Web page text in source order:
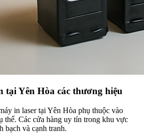
tại Yên Hòa các thương hiệu
in laser tại Yên Hòa phụ thuộc vào
thể. Các cửa hàng uy tín trong khu vực
bạch và cạnh tranh.